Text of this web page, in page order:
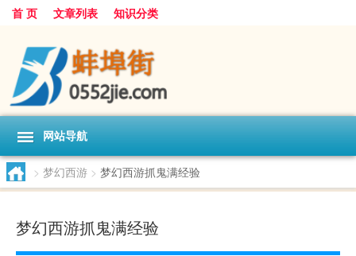
首 页 文章列表 知识分类
网站导航
> 梦幻西游 > 梦幻西游抓鬼满经验
梦幻西游抓鬼满经验